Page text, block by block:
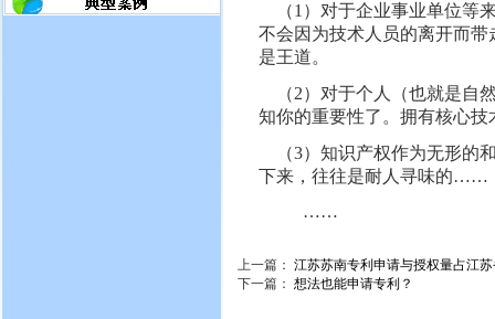
（1）对于企业事业单位等
不会因为技术人员的离开而
是王道。
（2）对于个人（也就是自
知你的重要性了。拥有核心
（3）知识产权作为无形的
下来，往往是耐人寻味的……
……
上一篇： 江苏苏南专利申请与授权量占江苏
下一篇： 想法也能申请专利？